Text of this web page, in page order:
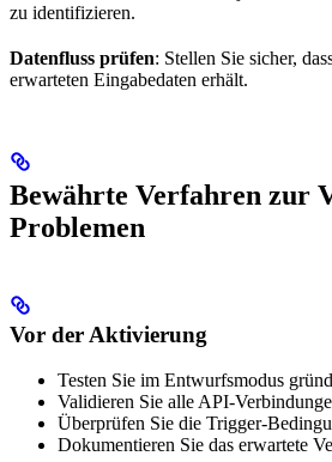
zu identifizieren.
Datenfluss prüfen: Stellen Sie sicher,
erwarteten Eingabedaten erhält.
Bewährte Verfahren zur
Problemen
Vor der Aktivierung
Testen Sie im Entwurfsmodus
Validieren Sie alle API-
Überprüfen Sie die Trigger-
Dokumentieren Sie das erwartete